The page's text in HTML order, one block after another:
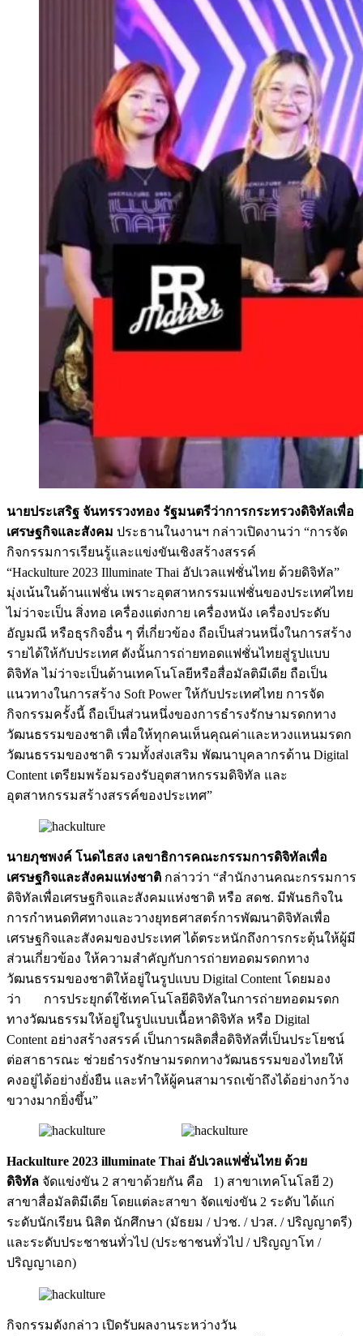
นายประเสริฐ จันทรรวงทอง รัฐมนตรีว่าการกระทรวงดิจิทัลเพื่อ
เศรษฐกิจและสังคม ประธานในงานฯ กล่าวเปิดงานว่า “การจัด
กิจกรรมการเรียนรู้และแข่งขันเชิงสร้างสรรค์
“Hackulture 2023 Illuminate Thai อัปเวลแฟชั่นไทย ด้วยดิจิทัล”
มุ่งเน้นในด้านแฟชั่น เพราะอุตสาหกรรมแฟชั่นของประเทศไทย
ไม่ว่าจะเป็น สิ่งทอ เครื่องแต่งกาย เครื่องหนัง เครื่องประดับ
อัญมณี หรือธุรกิจอื่น ๆ ที่เกี่ยวข้อง ถือเป็นส่วนหนึ่งในการสร้าง
รายได้ให้กับประเทศ ดังนั้นการถ่ายทอดแฟชั่นไทยสู่รูปแบบ
ดิจิทัล ไม่ว่าจะเป็นด้านเทคโนโลยีหรือสื่อมัลติมีเดีย ถือเป็น
แนวทางในการสร้าง Soft Power ให้กับประเทศไทย การจัด
กิจกรรมครั้งนี้ ถือเป็นส่วนหนึ่งของการธำรงรักษามรดกทาง
วัฒนธรรมของชาติ เพื่อให้ทุกคนเห็นคุณค่าและหวงแหนมรดก
วัฒนธรรมของชาติ รวมทั้งส่งเสริม พัฒนาบุคลากรด้าน Digital
Content เตรียมพร้อมรองรับอุตสาหกรรมดิจิทัล และ
อุตสาหกรรมสร้างสรรค์ของประเทศ”
นายภุชพงค์ โนดไธสง เลขาธิการคณะกรรมการดิจิทัลเพื่อ
เศรษฐกิจและสังคมแห่งชาติ กล่าวว่า “สำนักงานคณะกรรมการ
ดิจิทัลเพื่อเศรษฐกิจและสังคมแห่งชาติ หรือ สดช. มีพันธกิจใน
การกำหนดทิศทางและวางยุทธศาสตร์การพัฒนาดิจิทัลเพื่อ
เศรษฐกิจและสังคมของประเทศ ได้ตระหนักถึงการกระตุ้นให้ผู้มี
ส่วนเกี่ยวข้อง ให้ความสำคัญกับการถ่ายทอดมรดกทาง
วัฒนธรรมของชาติให้อยู่ในรูปแบบ Digital Content โดยมอง
ว่า การประยุกต์ใช้เทคโนโลยีดิจิทัลในการถ่ายทอดมรดก
ทางวัฒนธรรมให้อยู่ในรูปแบบเนื้อหาดิจิทัล หรือ Digital
Content อย่างสร้างสรรค์ เป็นการผลิตสื่อดิจิทัลที่เป็นประโยชน์
ต่อสาธารณะ ช่วยธำรงรักษามรดกทางวัฒนธรรมของไทยให้
คงอยู่ได้อย่างยั่งยืน และทำให้ผู้คนสามารถเข้าถึงได้อย่างกว้าง
ขวางมากยิ่งขึ้น”
Hackulture 2023 illuminate Thai อัปเวลแฟชั่นไทย ด้วย
ดิจิทัล จัดแข่งขัน 2 สาขาด้วยกัน คือ 1) สาขาเทคโนโลยี 2)
สาขาสื่อมัลติมีเดีย โดยแต่ละสาขา จัดแข่งขัน 2 ระดับ ได้แก่
ระดับนักเรียน นิสิต นักศึกษา (มัธยม / ปวช. / ปวส. / ปริญญาตรี)
และระดับประชาชนทั่วไป (ประชาชนทั่วไป / ปริญญาโท /
ปริญญาเอก)
กิจกรรมดังกล่าว เปิดรับผลงานระหว่างวัน